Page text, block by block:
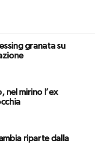
granata su
nel mirino l’ex
riparte dalla